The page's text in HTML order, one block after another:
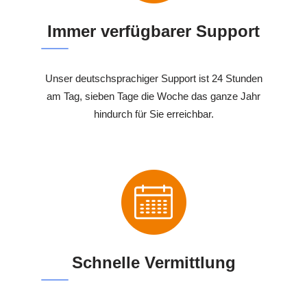
Immer verfügbarer Support
Unser deutschsprachiger Support ist 24 Stunden
am Tag, sieben Tage die Woche das ganze Jahr
hindurch für Sie erreichbar.
Schnelle Vermittlung